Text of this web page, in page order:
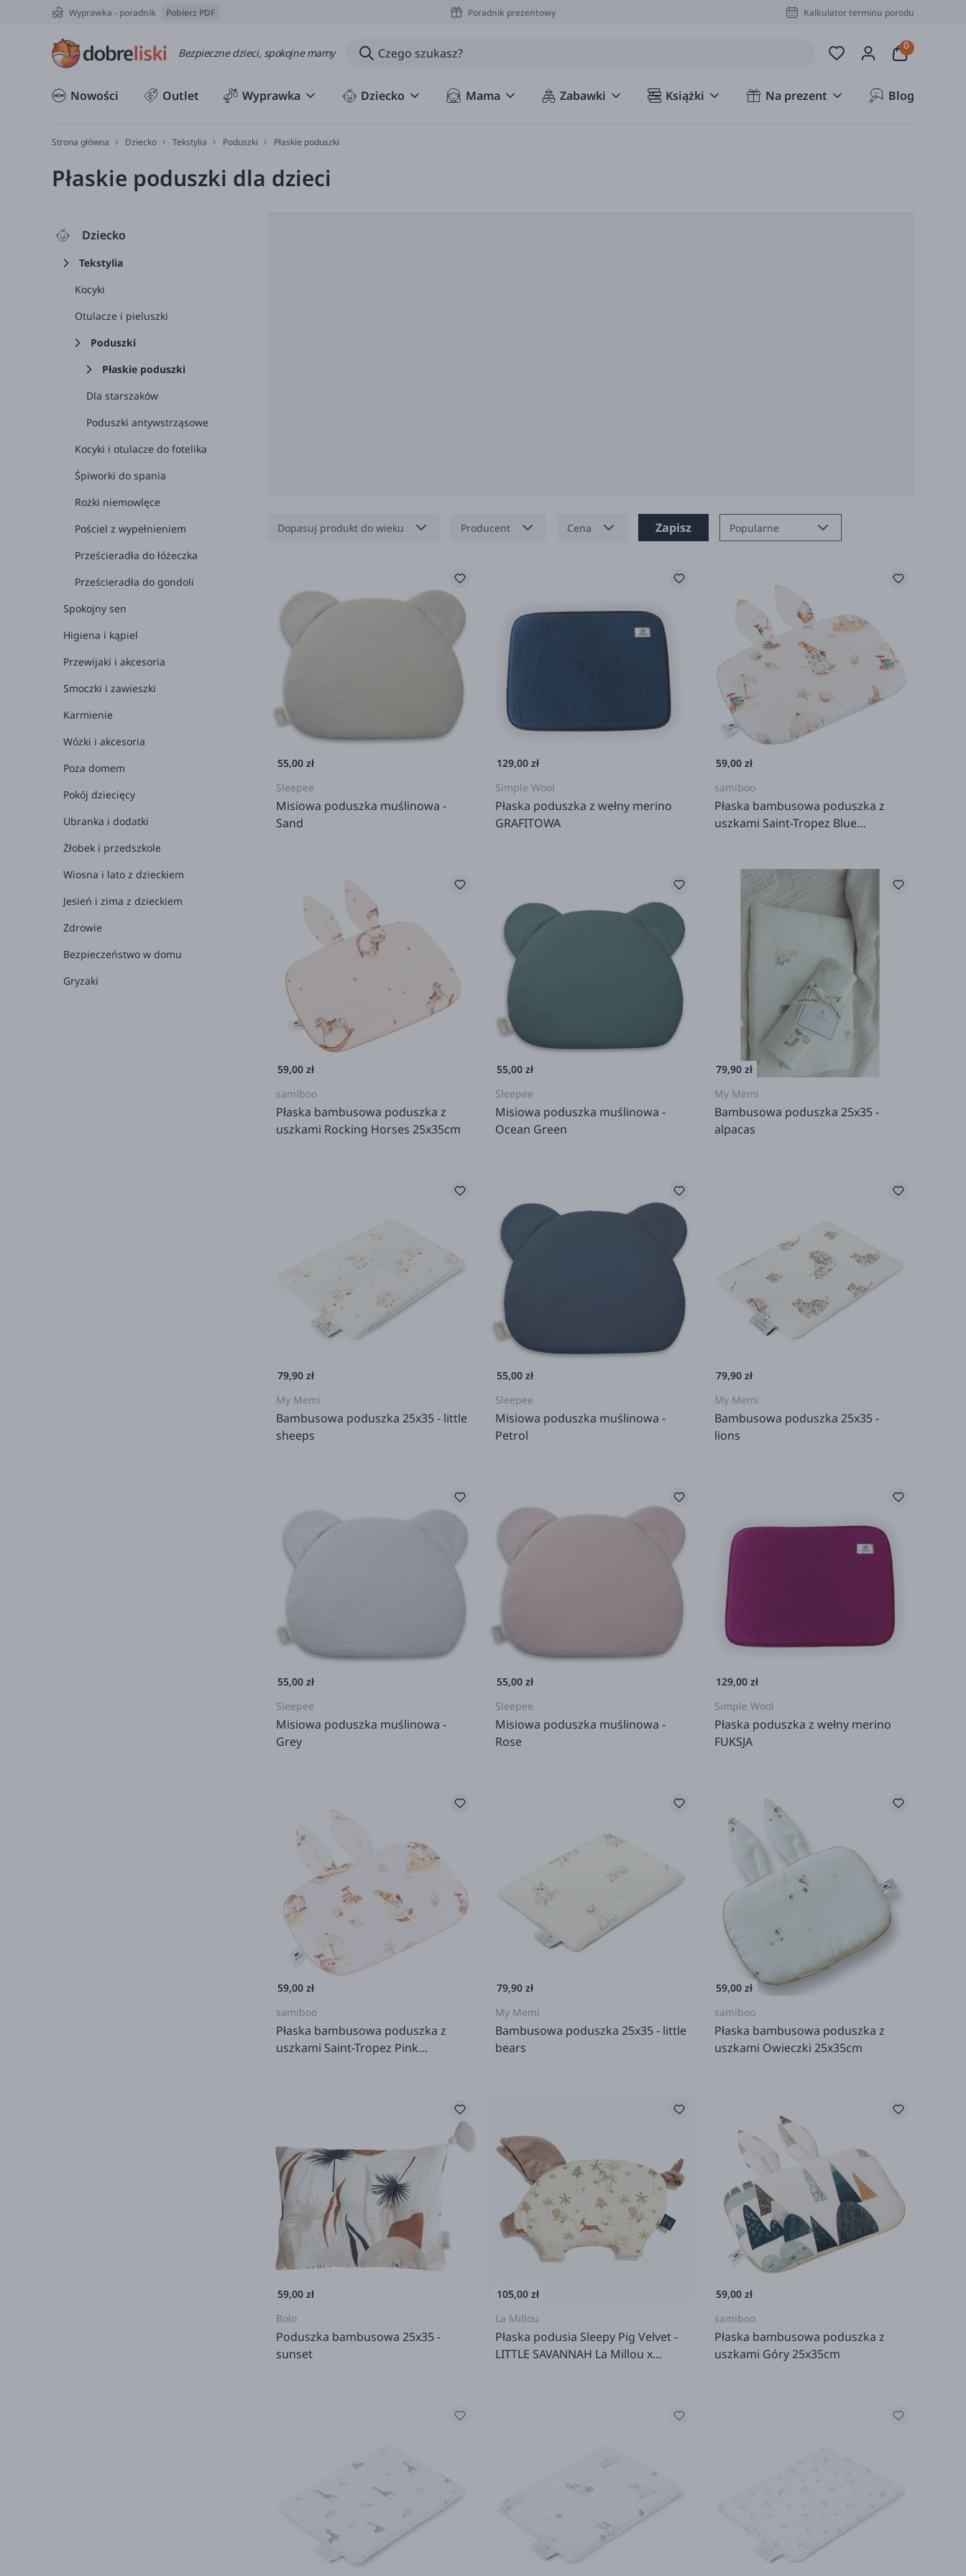
Wyprawka - poradnik Pobierz PDF Poradnik prezentowy Kalkulator terminu porodu
Bezpieczne dzieci, spokojne mamy
Nowości Outlet Wyprawka Dziecko Mama Zabawki Książki Na prezent Blog
Strona główna Dziecko Tekstylia Poduszki Płaskie poduszki
Płaskie poduszki dla dzieci
Dziecko
Tekstylia
Kocyki
Otulacze i pieluszki
Poduszki
Płaskie poduszki
Dla starszaków
Poduszki antywstrząsowe
Kocyki i otulacze do fotelika
Śpiworki do spania
Rożki niemowlęce
Pościel z wypełnieniem
Prześcieradła do łóżeczka
Prześcieradła do gondoli
Spokojny sen
Higiena i kąpiel
Przewijaki i akcesoria
Smoczki i zawieszki
Karmienie
Wózki i akcesoria
Poza domem
Pokój dziecięcy
Ubranka i dodatki
Żłobek i przedszkole
Wiosna i lato z dzieckiem
Jesień i zima z dzieckiem
Zdrowie
Bezpieczeństwo w domu
Gryzaki
Dopasuj produkt do wieku
6-12 miesięcy
1+
8+
Producent
My Memi
samiboo
Simple Wool
Sleepee
Cena Zapisz Popularne
55,00 zł
Sleepee
Misiowa poduszka muślinowa -
Sand
129,00 zł
Simple Wool
Płaska poduszka z wełny merino
GRAFITOWA
59,00 zł
samiboo
Płaska bambusowa poduszka z
uszkami Saint-Tropez Blue
59,00 zł
samiboo
Płaska bambusowa poduszka z
uszkami Rocking Horses 25x35cm
55,00 zł
Sleepee
Misiowa poduszka muślinowa -
Ocean Green
79,90 zł
My Memi
Bambusowa poduszka 25x35 -
alpacas
79,90 zł
My Memi
Bambusowa poduszka 25x35 - little
sheeps
55,00 zł
Sleepee
Misiowa poduszka muślinowa -
Petrol
79,90 zł
My Memi
Bambusowa poduszka 25x35 -
lions
55,00 zł
Sleepee
Misiowa poduszka muślinowa -
Grey
55,00 zł
Sleepee
Misiowa poduszka muślinowa -
Rose
129,00 zł
Simple Wool
Płaska poduszka z wełny merino
FUKSJA
59,00 zł
samiboo
Płaska bambusowa poduszka z
uszkami Saint-Tropez Pink
79,90 zł
My Memi
Bambusowa poduszka 25x35 - little
bears
59,00 zł
samiboo
Płaska bambusowa poduszka z
uszkami Owieczki 25x35cm
59,00 zł
Bolo
Poduszka bambusowa 25x35 -
sunset
105,00 zł
La Millou
Płaska podusia Sleepy Pig Velvet -
LITTLE SAVANNAH La Millou x
59,00 zł
samiboo
Płaska bambusowa poduszka z
uszkami Góry 25x35cm